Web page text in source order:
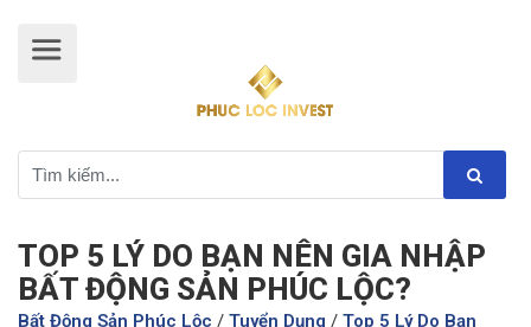
TOP 5 LÝ DO BẠN NÊN GIA NHẬP
BẤT ĐỘNG SẢN PHÚC LỘC?
Bất Động Sản Phúc Lộc / Tuyển Dụng / Top 5 Lý Do Bạn